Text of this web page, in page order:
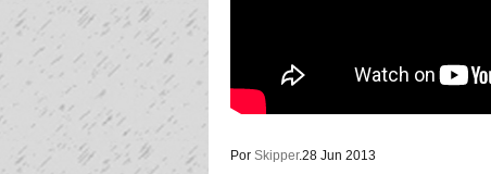
Por Skipper.28 Jun 2013